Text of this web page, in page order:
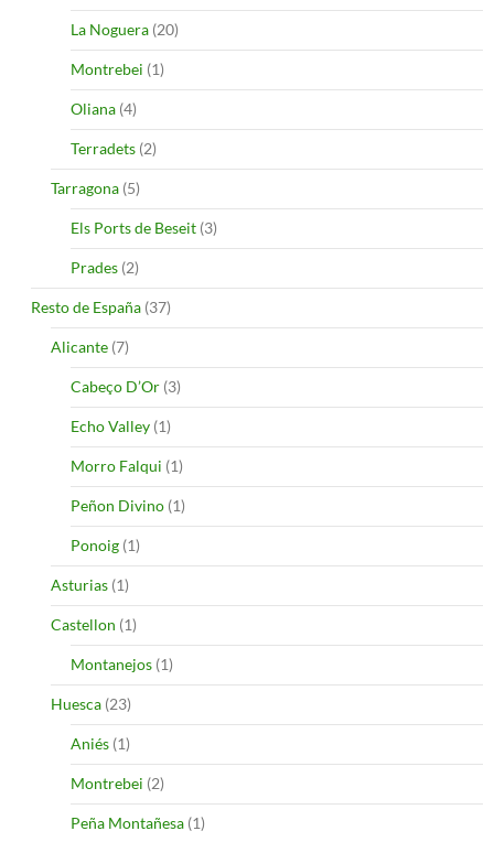
La Noguera (20)
Montrebei (1)
Oliana (4)
Terradets (2)
Tarragona (5)
Els Ports de Beseit (3)
Prades (2)
Resto de España (37)
Alicante (7)
Cabeço D’Or (3)
Echo Valley (1)
Morro Falqui (1)
Peñon Divino (1)
Ponoig (1)
Asturias (1)
Castellon (1)
Montanejos (1)
Huesca (23)
Aniés (1)
Montrebei (2)
Peña Montañesa (1)